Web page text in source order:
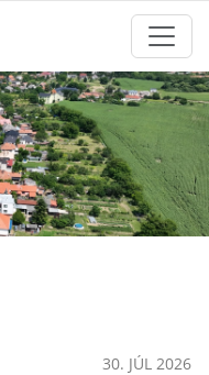
30. JÚL 2026